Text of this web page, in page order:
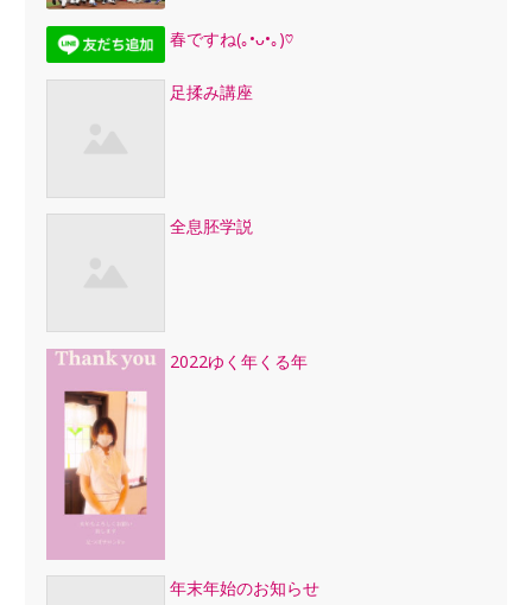
春ですね(｡•ᴗ•｡)♡
足揉み講座
全息胚学説
2022ゆく年くる年
年末年始のお知らせ